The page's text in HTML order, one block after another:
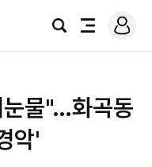
검
전
로
그
눈물"…화곡동
악'